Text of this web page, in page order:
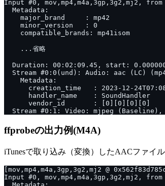
ffprobeの出力例(M4A)
iTunesで取り込み（変換）したAACファイ